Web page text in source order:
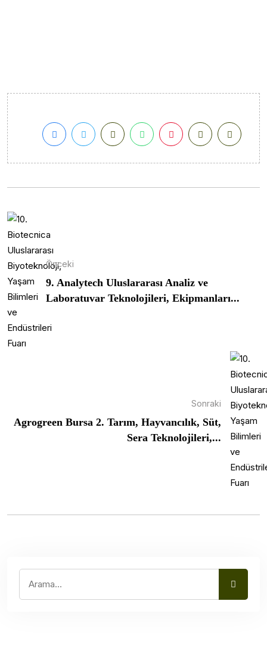
Önceki
9. Analytech Uluslararası Analiz ve
Laboratuvar Teknolojileri, Ekipmanları...
Sonraki
Agrogreen Bursa 2. Tarım, Hayvancılık, Süt,
Sera Teknolojileri,...